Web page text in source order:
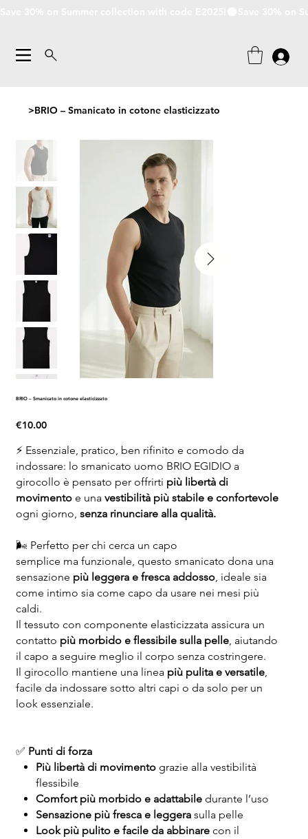
>BRIO – Smanicato in cotone elasticizzato
BRIO – Smanicato in cotone elasticizzato
Price
€10.00
⚡ Essenziale, pratico, ben rifinito e comodo da
indossare: lo smanicato uomo BRIO EGIDIO a
girocollo è pensato per offrirti più libertà di
movimentoe una vestibilità più stabile e confortevole
ogni giorno, senza rinunciare alla qualità.
🌬️ Perfetto per chi cerca un capo
semplice ma funzionale, questo smanicato dona una
sensazione più leggera e fresca addosso, ideale sia
come intimo sia come capo da usare nei mesi più
caldi.
Il tessuto con componente elasticizzata assicura un
contatto più morbido e flessibile sulla pelle, aiutando
il capo a seguire meglio il corpo senza costringere.
Il girocollo mantiene una linea più pulita e versatile,
facile da indossare sotto altri capi o da solo per un
look essenziale.
✅ Punti di forza
Più libertà di movimentograzie alla vestibilità
flessibile
Comfort più morbido e adattabiledurante l’uso
Sensazione più fresca e leggerasulla pelle
Look più pulito e facile da abbinarecon il